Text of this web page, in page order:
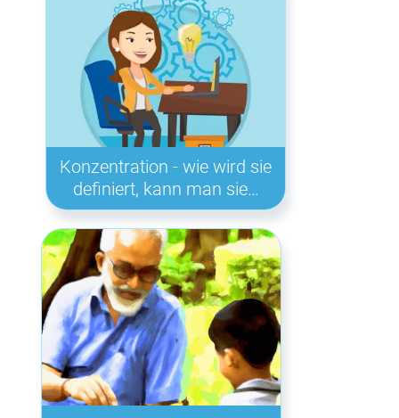
Konzentration - wie wird sie
definiert, kann man sie…